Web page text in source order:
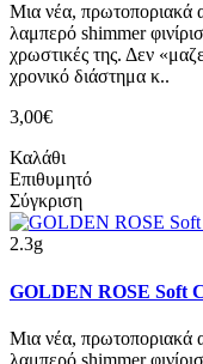
Μια νέα, πρωτοποριακά
λαμπερό shimmer
χρωστικές της. Δεν
χρονικό διάστημα κ..
3,00€
Καλάθι
Επιθυμητό
Σύγκριση
2.3g
GOLDEN ROSE Soft
Μια νέα, πρωτοποριακά
λαμπερό shimmer